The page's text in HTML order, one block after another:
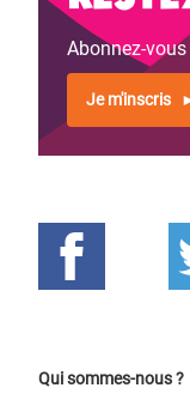
Abonnez-
Je m'inscris
Qui sommes-nous ?